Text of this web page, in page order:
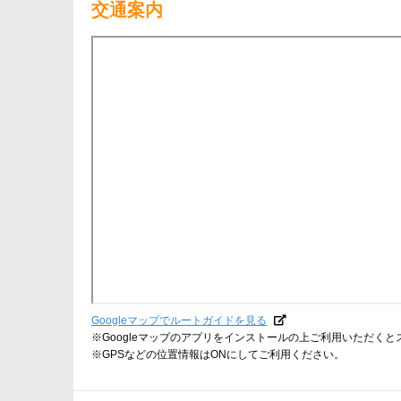
交通案内
Googleマップでルートガイドを見る
※Googleマップのアプリをインストールの上ご利用いただくと
※GPSなどの位置情報はONにしてご利用ください。